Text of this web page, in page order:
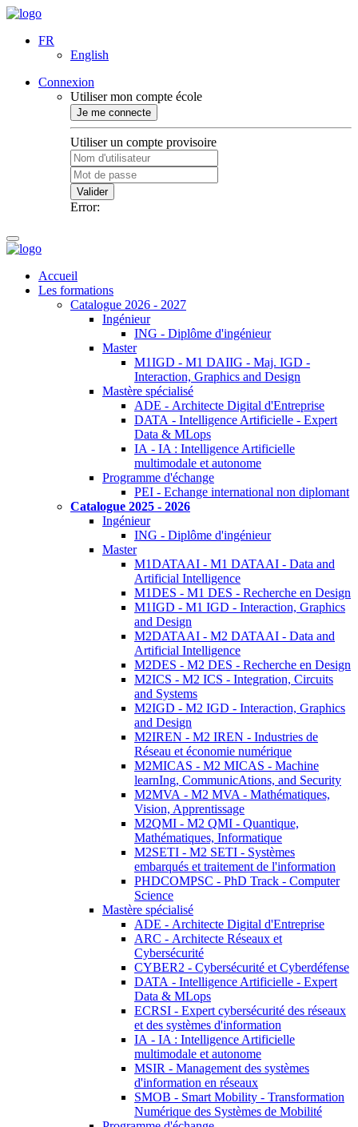
FR
English
Connexion
Utiliser mon compte école
Je me connecte
Utiliser un compte provisoire
Valider
Error:
Accueil
Les formations
Catalogue 2026 - 2027
Ingénieur
ING - Diplôme d'ingénieur
Master
M1IGD - M1 DAIIG - Maj. IGD -
Interaction, Graphics and Design
Mastère spécialisé
ADE - Architecte Digital d'Entreprise
DATA - Intelligence Artificielle - Expert
Data & MLops
IA - IA : Intelligence Artificielle
multimodale et autonome
Programme d'échange
PEI - Echange international non diplomant
Catalogue 2025 - 2026
Ingénieur
ING - Diplôme d'ingénieur
Master
M1DATAAI - M1 DATAAI - Data and
Artificial Intelligence
M1DES - M1 DES - Recherche en Design
M1IGD - M1 IGD - Interaction, Graphics
and Design
M2DATAAI - M2 DATAAI - Data and
Artificial Intelligence
M2DES - M2 DES - Recherche en Design
M2ICS - M2 ICS - Integration, Circuits
and Systems
M2IGD - M2 IGD - Interaction, Graphics
and Design
M2IREN - M2 IREN - Industries de
Réseau et économie numérique
M2MICAS - M2 MICAS - Machine
learnIng, CommunicAtions, and Security
M2MVA - M2 MVA - Mathématiques,
Vision, Apprentissage
M2QMI - M2 QMI - Quantique,
Mathématiques, Informatique
M2SETI - M2 SETI - Systèmes
embarqués et traitement de l'information
PHDCOMPSC - PhD Track - Computer
Science
Mastère spécialisé
ADE - Architecte Digital d'Entreprise
ARC - Architecte Réseaux et
Cybersécurité
CYBER2 - Cybersécurité et Cyberdéfense
DATA - Intelligence Artificielle - Expert
Data & MLops
ECRSI - Expert cybersécurité des réseaux
et des systèmes d'information
IA - IA : Intelligence Artificielle
multimodale et autonome
MSIR - Management des systèmes
d'information en réseaux
SMOB - Smart Mobility - Transformation
Numérique des Systèmes de Mobilité